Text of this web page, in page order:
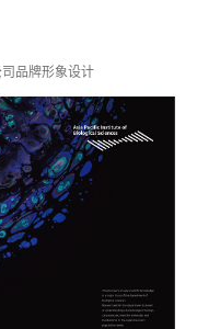
品牌形象设计